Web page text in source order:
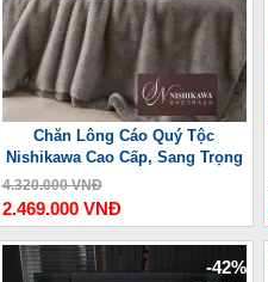
Chăn Lông Cáo Quý Tộc
Nishikawa Cao Cấp, Sang Trọng
4.320.000 VNĐ
2.469.000 VNĐ
-42%